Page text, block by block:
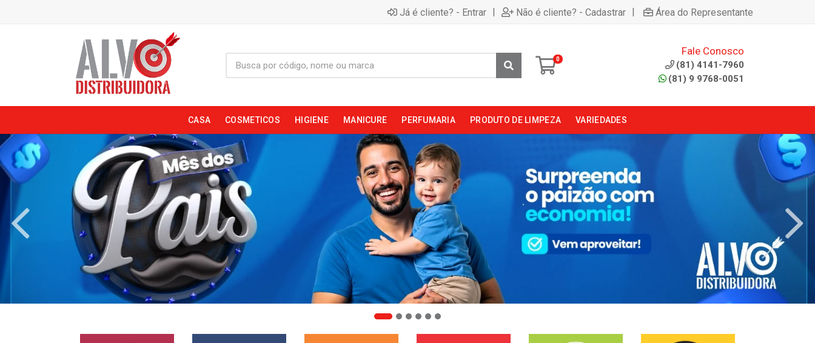
Já é cliente? - Entrar | Não é cliente? - Cadastrar | Área do Representante
0
Fale Conosco
(81) 4141-7960
(81) 9 9768-0051
CASA COSMETICOS HIGIENE MANICURE PERFUMARIA PRODUTO DE LIMPEZA VARIEDADES